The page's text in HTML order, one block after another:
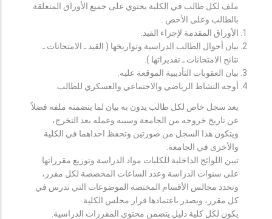
ملف لكل طالب في الكلية يحتوي على جميع الأوراق المتعلقة
بالطالب وعلى الأخص :
الأوراق المقدمة لإجراء القيد.
بيان أحوال الطالب الدراسية وتواريخها ( القيد ـ الامتحانات ـ
نتائح الامتحانات ـ تقديراتها ).
بيان العقوبات التأديبية الموقعة عليه.
أوجه النشاط الرياضي والاجتماعي والعسكري للطالب.
يعد سجل خاص لكل طالب يدون به بيان لما يتضمنه ملفه فضلاً
عن تاريخ خروجه من الجامعة وسببه وعمله بعد التخرج،
ويتكون هذا السجل من صورتين وتحفظ احداهما في الكلية
والأخرى في الجامعة.
تبين اللوائح الداخلية للكليات مواد الدراسة وتوزيع مقرراتها
على سنوات الدراسة وعدد الساعات المخصصة لكل مقرر،
وتحدد مجالس الأقسام المختصة الموضوعات التي تدرس في
كل مقرر، ويصدر باعتمادها قرار مجلس الكلية.
يكون لكل كلية دليل يتضمن محتوى المقررات الدراسية.